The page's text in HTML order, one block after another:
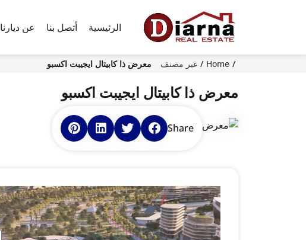
الرئيسية أتصل بنا عن ديارنا
Home غير مصنف معرض ذا كابيتال ايجيبت اكسبو
معرض ذا كابيتال ايجيبت اكسبو
Share